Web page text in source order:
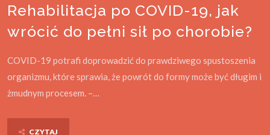
Rehabilitacja po COVID-19, jak
wrócić do pełni sił po chorobie?
COVID-19 potrafi doprowadzić do prawdziwego spustoszenia
organizmu, które sprawia, że powrót do formy może być długim i
żmudnym procesem. –…
CZYTAJ